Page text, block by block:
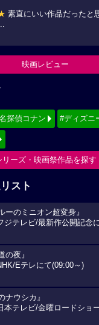
素直にいい作品だったと
映画レビュー
探偵コナン #ディズニ
リーズ・映画祭作品を探す
スト
ーのミニオン超変身』
ジテレビ/最新作公開記念
の夜』
Eテレにて(09:00～)
ナウシカ』
本テレビ/金曜ロードショ